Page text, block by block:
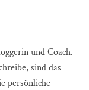
und Coach.
sind das
persönliche